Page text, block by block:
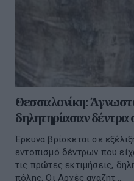
Θεσσαλονίκη:
δηλητηρίασαν δέντρα
Έρευνα βρίσκεται σε
εντοπισμό δέντρων που
τις πρώτες εκτιμήσεις,
πόλης. Οι Αρχές αναζητ...